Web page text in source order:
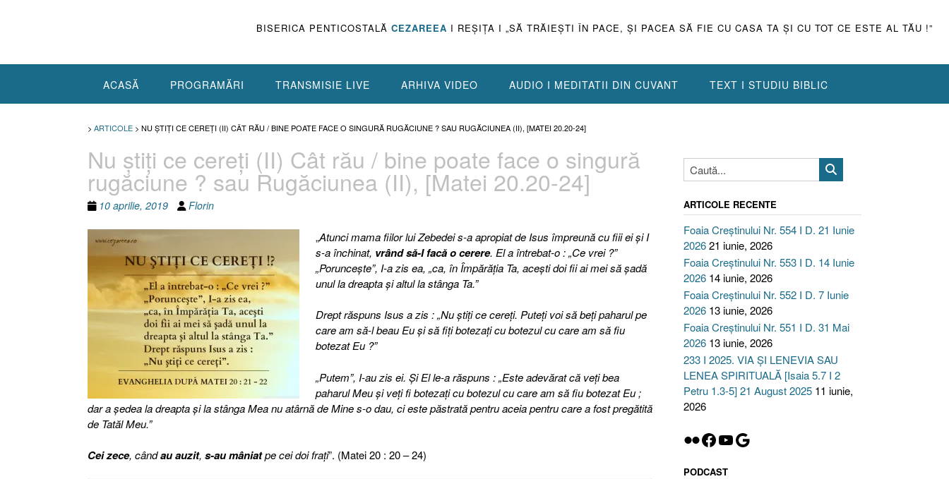
BISERICA PENTICOSTALĂ CEZAREEA I REŞIŢA I „SĂ TRĂIEŞTI ÎN PACE, ŞI PACEA SĂ FIE CU CASA TA ŞI CU TOT CE ESTE AL TĂU !”
ACASĂ PROGRAMĂRI TRANSMISIE LIVE ARHIVA VIDEO AUDIO I MEDITATII DIN CUVANT TEXT I STUDIU BIBLIC
> ARTICOLE > NU ŞTIŢI CE CEREŢI (II) CÂT RĂU / BINE POATE FACE O SINGURĂ RUGĂCIUNE ? SAU RUGĂCIUNEA (II), [MATEI 20.20-24]
Nu ştiţi ce cereţi (II) Cât rău / bine poate face o singură
rugăciune ? sau Rugăciunea (II), [Matei 20.20-24]
10 aprilie, 2019 Florin
„Atunci mama fiilor lui Zebedei s-a apropiat de Isus împreună cu fiii ei şi I
s-a închinat, vrând să-I facă o cerere. El a întrebat-o : „Ce vrei ?”
„Porunceşte”, I-a zis ea, „ca, în Împărăţia Ta, aceşti doi fii ai mei să şadă
unul la dreapta şi altul la stânga Ta.”
Drept răspuns Isus a zis : „Nu ştiţi ce cereţi. Puteţi voi să beţi paharul pe
care am să-l beau Eu şi să fiţi botezaţi cu botezul cu care am să fiu
botezat Eu ?”
„Putem”, I-au zis ei. Şi El le-a răspuns : „Este adevărat că veţi bea
paharul Meu şi veţi fi botezaţi cu botezul cu care am să fiu botezat Eu ;
dar a şedea la dreapta şi la stânga Mea nu atârnă de Mine s-o dau, ci este păstrată pentru aceia pentru care a fost pregătită
de Tatăl Meu.”
Cei zece, cândau auzit, s-au mâniatpe cei doi fraţi”. (Matei 20 : 20 – 24)
ARTICOLE RECENTE
Foaia Creștinului Nr. 554 I D. 21 Iunie
202621 iunie, 2026
Foaia Creștinului Nr. 553 I D. 14 Iunie
2026 14 iunie, 2026
Foaia Creștinului Nr. 552 I D. 7 Iunie
2026 13 iunie, 2026
Foaia Creștinului Nr. 551 I D. 31 Mai
2026 13 iunie, 2026
233 I 2025. VIA ȘI LENEVIA SAU
LENEA SPIRITUALĂ [Isaia 5.7 I 2
Petru 1.3-5] 21 August 2025 11 iunie,
2026
Flickr
Facebook
YouTube
Google
PODCAST